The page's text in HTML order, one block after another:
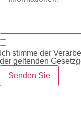
Ich stimme der
der geltenden
Senden Sie